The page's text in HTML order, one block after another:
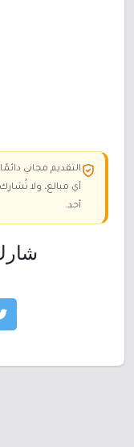
التقديم مجاني
أي مبالغ، ولا
أحد.